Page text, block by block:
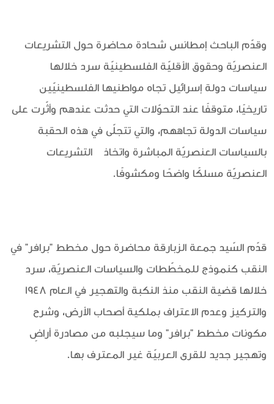
وقدّم الباحث إمطانس شحادة محاضرة حول التشريعات
العنصريّة وحقوق الأقليّة الفلسطينيّة سرد خلالها
سياسات دولة إسرائيل تجاه مواطنيها الفلسطينيّين
تاريخيًا، متوقفًا عند التحوّلات التي حدثت عندهم وأثّرت على
سياسات الدولة تجاههم، والتي تتجلّى في هذه الحقبة
بالسياسات العنصريّة المباشرة واتخاذ التشريعات
العنصريّة مسلكًا واضحًا ومكشوفًا.
قدّم السّيد جمعة الزبارقة محاضرة حول مخطط "برافر" في
النقب كنموذج للمخطّطات والسياسات العنصريّة، سرد
خلالها قضية النقب منذ النكبة والتهجير في العام 1948
والتركيز وعدم الاعتراف بملكية أصحاب الأرض، وشرح
مكونات مخطط "برافر" وما سيجلبه من مصادرة أراضٍ
وتهجير جديد للقرى العربيّة غير المعترف بها.